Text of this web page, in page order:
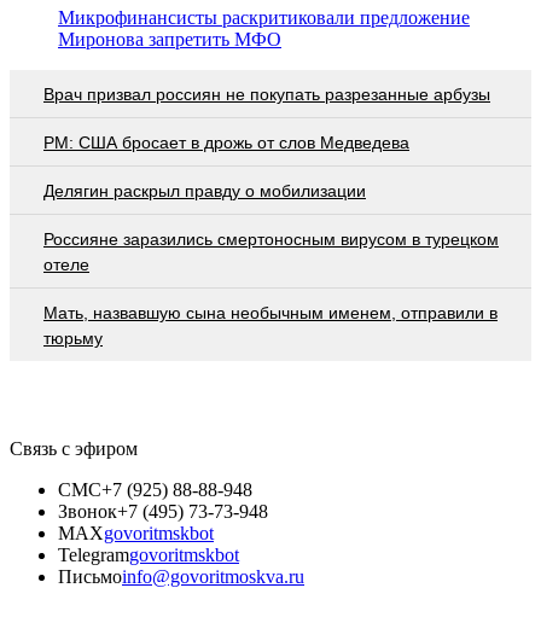
Микрофинансисты раскритиковали предложение
Миронова запретить МФО
Врач призвал россиян не покупать разрезанные арбузы
PM: США бросает в дрожь от слов Медведева
Делягин раскрыл правду о мобилизации
Россияне заразились смертоносным вирусом в турецком
отеле
Мать, назвавшую сына необычным именем, отправили в
тюрьму
Связь с эфиром
СМС+7 (925) 88-88-948
Звонок+7 (495) 73-73-948
MAXgovoritmskbot
Telegramgovoritmskbot
Письмоinfo@govoritmoskva.ru